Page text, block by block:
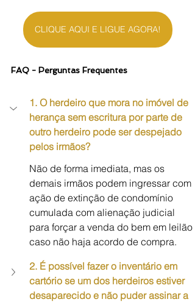
CLIQUE AQUI E LIGUE AGORA!
FAQ - Perguntas Frequentes
1. O herdeiro que mora no imóvel de
herança sem escritura por parte de
outro herdeiro pode ser despejado
pelos irmãos?
Não de forma imediata, mas os
demais irmãos podem ingressar com
ação de extinção de condomínio
cumulada com alienação judicial
para forçar a venda do bem em leilão
caso não haja acordo de compra.
2. É possível fazer o inventário em
cartório se um dos herdeiros estiver
desaparecido e não puder assinar a